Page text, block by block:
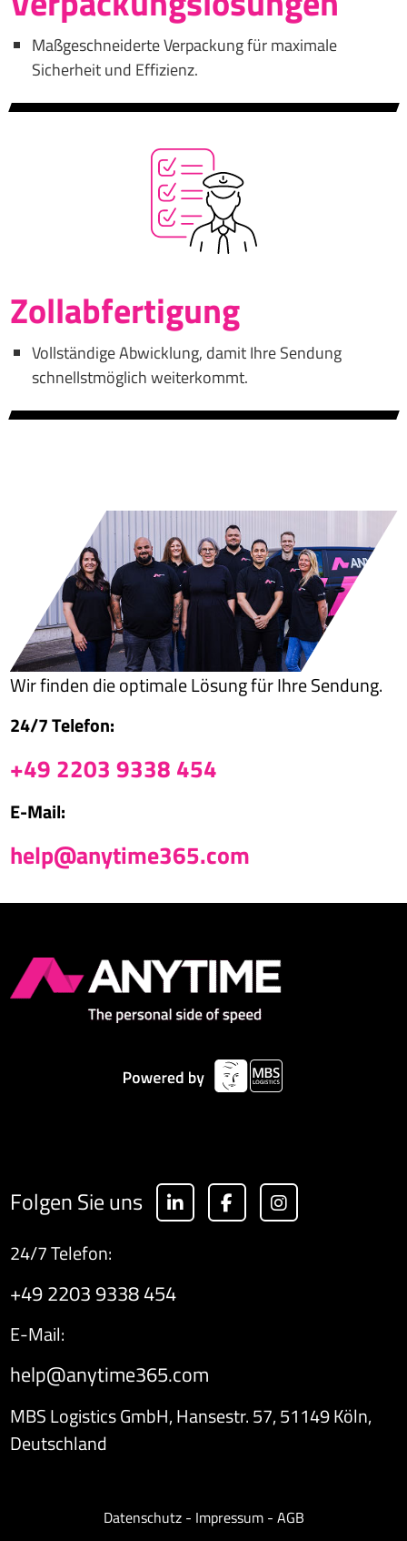
Maßgeschneiderte Verpackung für maximale
Sicherheit und Effizienz.
Zollabfertigung
Vollständige Abwicklung, damit Ihre Sendung
schnellstmöglich weiterkommt.
Wir finden die optimale Lösung für Ihre Sendung.
24/7 Telefon:
+49 2203 9338 454
E-Mail:
help@anytime365.com
Folgen Sie uns
24/7 Telefon:
+49 2203 9338 454
E-Mail:
help@anytime365.com
MBS Logistics GmbH, Hansestr. 57, 51149 Köln,
Deutschland
Datenschutz Impressum AGB